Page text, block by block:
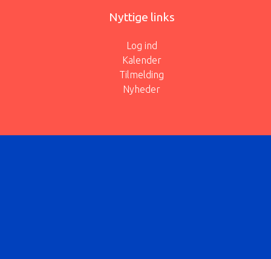
Nyttige links
Log ind
Kalender
Tilmelding
Nyheder